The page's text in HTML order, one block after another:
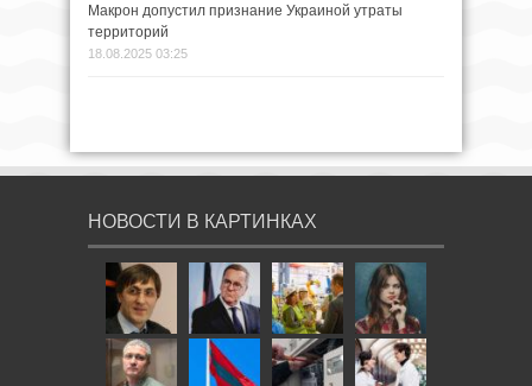
Макрон допустил признание Украиной утраты
территорий
18.08.2025 03:25
НОВОСТИ В КАРТИНКАХ